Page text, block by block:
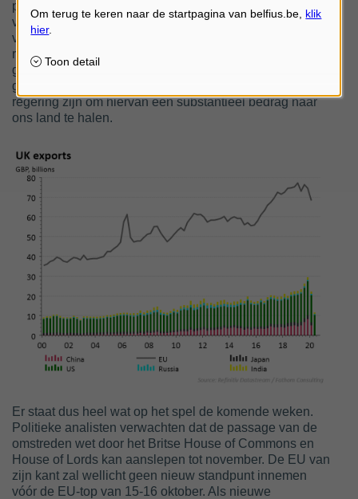
producten die eerst richting Duitsland gaan en
vervolgens naar het VK worden geëxporteerd. Op een
vorige Europese top werd beslist dat er een brexit
reservefonds komt van 5 miljard euro voor de meest
getroffen lidstaten en sectoren. De verdeling ervan
gebeurt later dit jaar. Het zal aan de nieuwe Belgische
regering zijn om hiervan een substantieel bedrag naar
ons land te halen.
Er staat dus heel wat op het spel de komende weken.
Politieke analisten verwachten dat de passage van de
omstreden wet door het Britse House of Commons en
House of Lords kan aanslepen tot november. De EU van
zijn kant zal wellicht geen nieuw standpunt innemen
vóór de EU-top van 15-16 oktober. Als nieuwe